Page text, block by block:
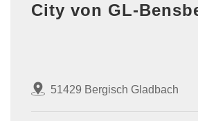
City von GL-
51429 Bergisch Gladbach